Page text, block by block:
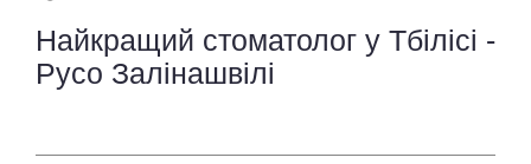
Найкращий стоматолог у Тбілісі -
Русо Залінашвілі